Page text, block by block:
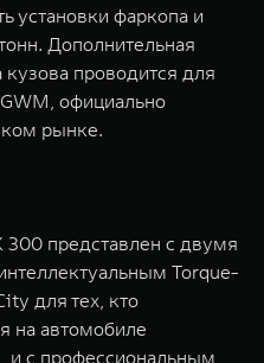
установки фаркопа и
Дополнительная
кузова проводится для
официально
рынке.
представлен с двумя
Torque-
для тех, кто
на автомобиле
и с профессиональным